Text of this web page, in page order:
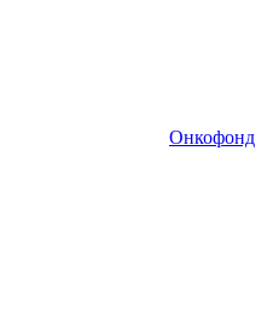
Онкофонд